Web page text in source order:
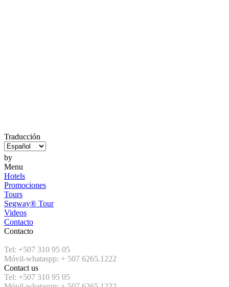
Traducción
by
Menu
Hotels
Promociones
Tours
Segway® Tour
Videos
Contacto
Contacto
Tel: +507 310 95 05
Móvil-whataspp: + 507 6265.1222
Contact us
Tel: +507 310 95 05